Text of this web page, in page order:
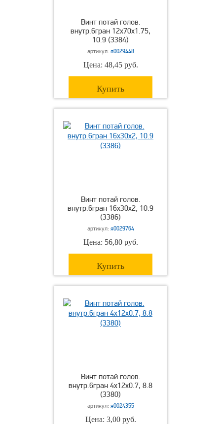
Винт потай голов.
внутр.6гран 12х70х1.75,
10.9 (3384)
артикул: я0029448
Цена: 48,45 руб.
Купить
Винт потай голов.
внутр.6гран 16х30х2, 10.9
(3386)
артикул: я0029764
Цена: 56,80 руб.
Купить
Винт потай голов.
внутр.6гран 4х12х0.7, 8.8
(3380)
артикул: я0024355
Цена: 3,00 руб.